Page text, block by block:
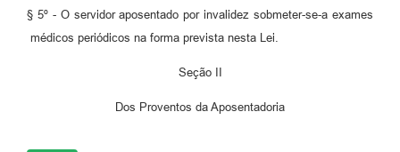
§ 5º - O servidor aposentado por invalidez sobmeter-se-a exames
médicos periódicos na forma prevista nesta Lei.
Seção II
Dos Proventos da Aposentadoria